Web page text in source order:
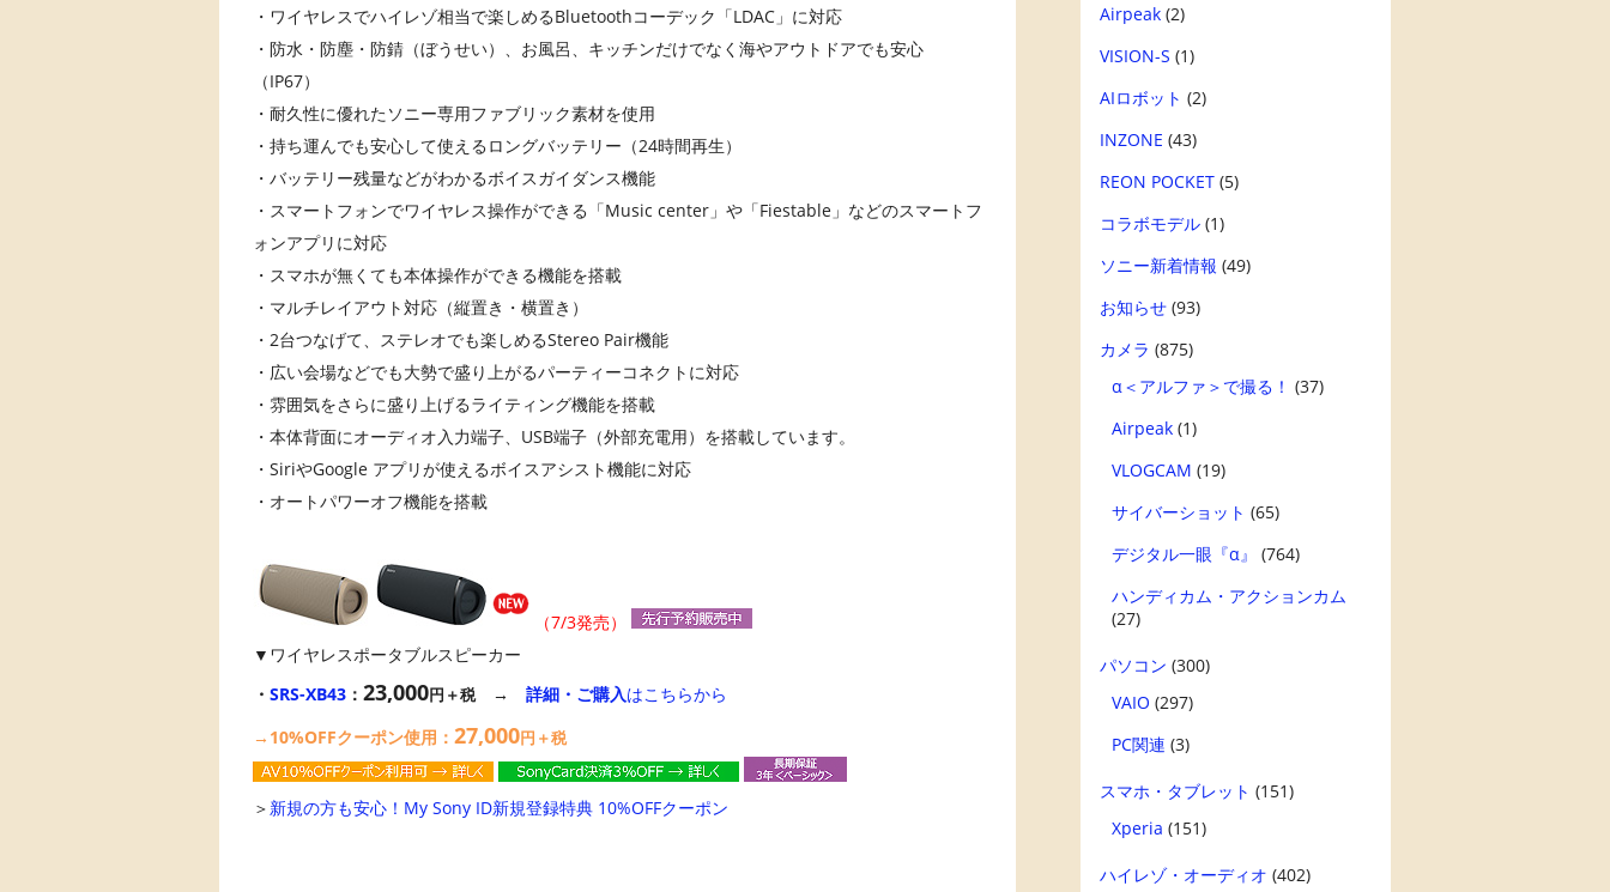
・ワイヤレスでハイレゾ相当で楽しめるBluetoothコーデック「LDAC」に対応
・防水・防塵・防錆（ぼうせい）、お風呂、キッチンだけでなく海やアウトドアでも安心
（IP67）
・耐久性に優れたソニー専用ファブリック素材を使用
・持ち運んでも安心して使えるロングバッテリー（24時間再生）
・バッテリー残量などがわかるボイスガイダンス機能
・スマートフォンでワイヤレス操作ができる「Music center」や「Fiestable」などのスマートフ
ォンアプリに対応
・スマホが無くても本体操作ができる機能を搭載
・マルチレイアウト対応（縦置き・横置き）
・2台つなげて、ステレオでも楽しめるStereo Pair機能
・広い会場などでも大勢で盛り上がるパーティーコネクトに対応
・雰囲気をさらに盛り上げるライティング機能を搭載
・本体背面にオーディオ入力端子、USB端子（外部充電用）を搭載しています。
・SiriやGoogle アプリが使えるボイスアシスト機能に対応
・オートパワーオフ機能を搭載
（7/3発売）
▼ワイヤレスポータブルスピーカー
・ SRS-XB43： 23,000円＋税→ 詳細・ご購入はこちらから
→10%OFFクーポン使用： 27,000円＋税
＞ 新規の方も安心！My Sony ID新規登録特典 10%OFFクーポン
Airpeak(2)
VISION-S (1)
AIロボット (2)
INZONE (43)
REON POCKET(5)
コラボモデル(1)
ソニー新着情報 (49)
お知らせ(93)
カメラ (875)
α＜アルファ＞で撮る！ (37)
Airpeak(1)
VLOGCAM (19)
サイバーショット (65)
デジタル一眼『α』
(764)
ハンディカム・アクションカム
(27)
パソコン (300)
VAIO (297)
PC関連 (3)
スマホ・タブレット (151)
Xperia (151)
ハイレゾ・オーディオ (402)